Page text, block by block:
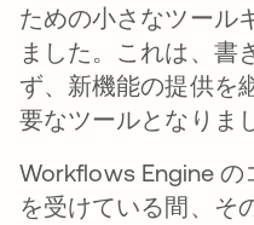
ための小さなツール
ました。これは、書
ず、新機能の提供を
要なツールとなりま
Workflows Engine の
を受けている間、そ